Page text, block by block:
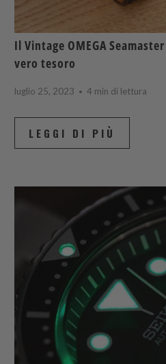
Il Vintage OMEGA
vero tesoro
luglio 25, 2023 4 min di lettura
LEGGI DI PIÙ